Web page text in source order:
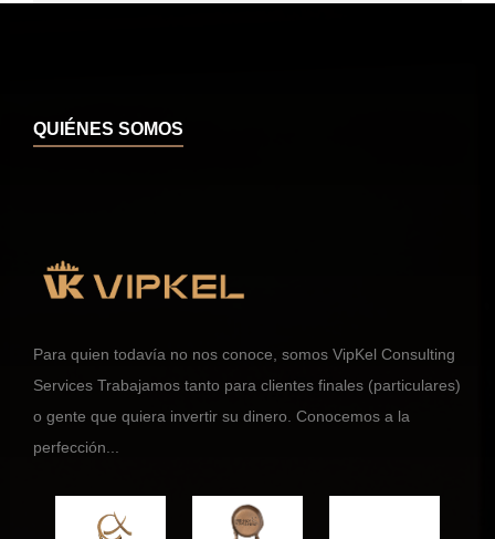
QUIÉNES SOMOS
Para quien todavía no nos conoce, somos VipKel Consulting
Services Trabajamos tanto para clientes finales (particulares)
o gente que quiera invertir su dinero. Conocemos a la
perfección...